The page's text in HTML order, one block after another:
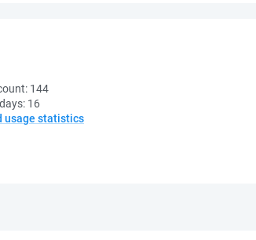
144
16
usage statistics